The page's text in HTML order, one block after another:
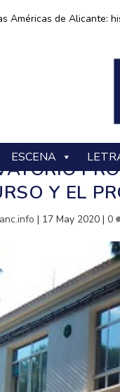
Américas de Alicante:
ESCENA
Y EL
| 17 May 2020 |0